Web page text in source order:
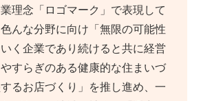
理念「ロゴマーク」で表現して
んな分野に向け「無限の可能性
く企業であり続けると共に経営
すらぎのある健康的な住まいづ
るお店づくり」を推し進め、一